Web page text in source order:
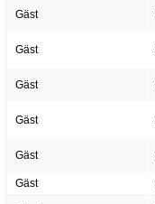
Gäst
Gäst
Gäst
Gäst
Gäst
Gäst